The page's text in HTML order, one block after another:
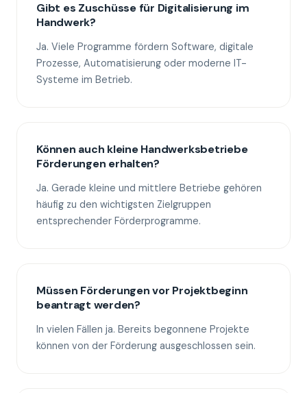
Gibt es Zuschüsse für Digitalisierung im
Handwerk?
Ja. Viele Programme fördern Software, digitale
Prozesse, Automatisierung oder moderne IT-
Systeme im Betrieb.
Können auch kleine Handwerksbetriebe
Förderungen erhalten?
Ja. Gerade kleine und mittlere Betriebe gehören
häufig zu den wichtigsten Zielgruppen
entsprechender Förderprogramme.
Müssen Förderungen vor Projektbeginn
beantragt werden?
In vielen Fällen ja. Bereits begonnene Projekte
können von der Förderung ausgeschlossen sein.